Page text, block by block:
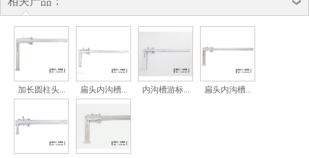
加长圆柱头... 扁头内沟槽... 内沟槽游标... 扁头内沟槽...